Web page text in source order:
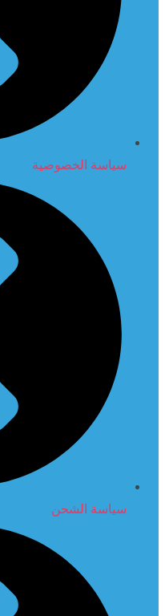
سياسة الخصوصية
سياسة الشحن